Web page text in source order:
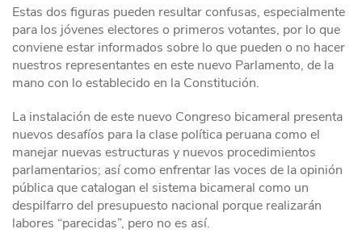
Estas dos figuras pueden resultar confusas, especialmente
para los jóvenes electores o primeros votantes, por lo que
conviene estar informados sobre lo que pueden o no hacer
nuestros representantes en este nuevo Parlamento, de la
mano con lo establecido en la Constitución.
La instalación de este nuevo Congreso bicameral presenta
nuevos desafíos para la clase política peruana como el
manejar nuevas estructuras y nuevos procedimientos
parlamentarios; así como enfrentar las voces de la opinión
pública que catalogan el sistema bicameral como un
despilfarro del presupuesto nacional porque realizarán
labores “parecidas”, pero no es así.